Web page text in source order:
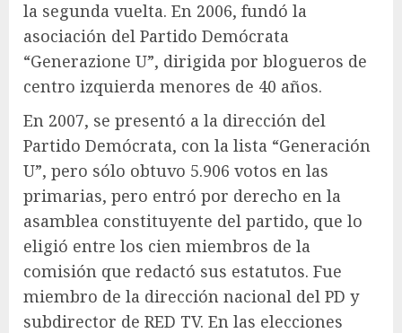
la segunda vuelta. En 2006, fundó la
asociación del Partido Demócrata
“Generazione U”, dirigida por blogueros de
centro izquierda menores de 40 años.
En 2007, se presentó a la dirección del
Partido Demócrata, con la lista “Generación
U”, pero sólo obtuvo 5.906 votos en las
primarias, pero entró por derecho en la
asamblea constituyente del partido, que lo
eligió entre los cien miembros de la
comisión que redactó sus estatutos. Fue
miembro de la dirección nacional del PD y
subdirector de RED TV. En las elecciones